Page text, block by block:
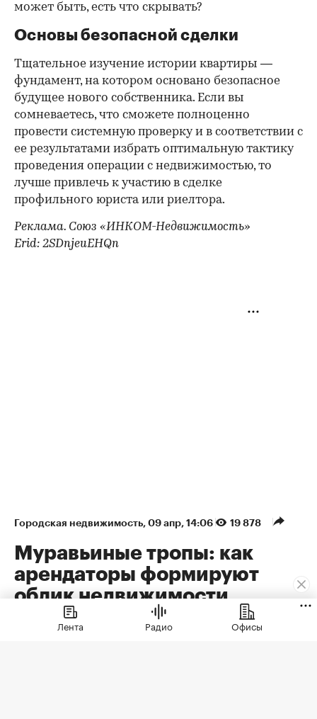
может быть, есть что скрывать?
Основы безопасной сделки
Тщательное изучение истории квартиры —
фундамент, на котором основано безопасное
будущее нового собственника. Если вы
сомневаетесь, что сможете полноценно
провести системную проверку и в соответствии с
ее результатами избрать оптимальную тактику
проведения операции с недвижимостью, то
лучше привлечь к участию в сделке
профильного юриста или риелтора.
Реклама. Союз «ИНКОМ-Недвижимость»
Erid: 2SDnjeuEHQn
Городская недвижимость 09 апр, 14:06 19 878
Муравьиные тропы: как
арендаторы формируют
облик недвижимости
Рассказываем, как девелоперы
Лента Радио Офисы